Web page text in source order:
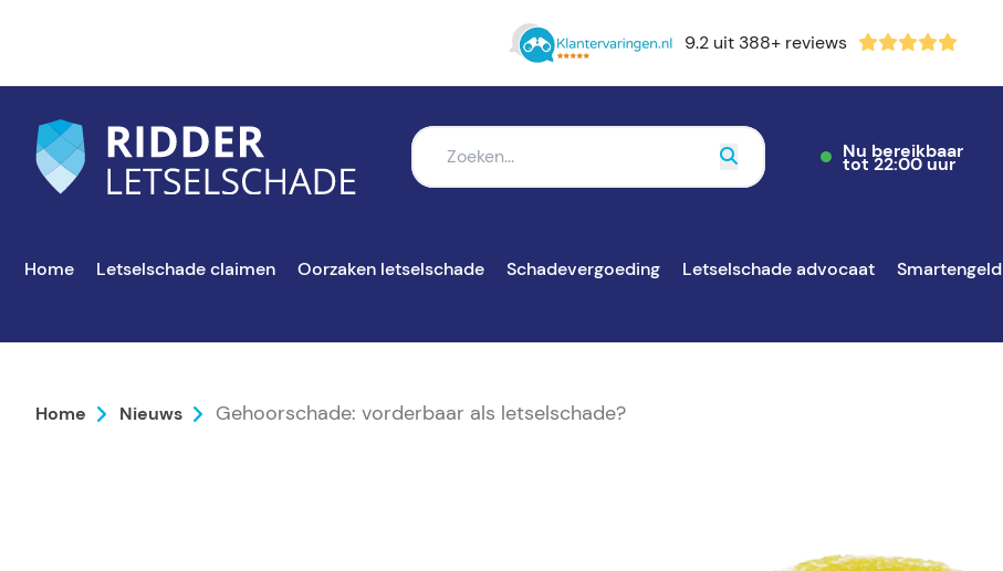
9.2 uit 388+ reviews
Nu bereikbaar
tot 22:00 uur
Home Letselschade claimen Oorzaken letselschade Schadevergoeding Letselschade advocaat Smartengeld
Home Nieuws Gehoorschade: vorderbaar als letselschade?